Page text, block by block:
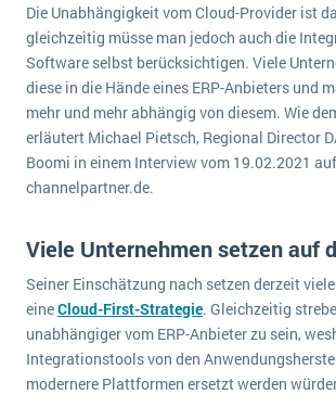
Einführung
Schulung
Auswertung
Service und Wartung
Grosshandel
Handel
Handwerk
Health Care
IKT
Installation
Maschinenbau
Medien
NGO
Lebensmittelindustrie
Logistik
Die 4 Komponenten eines CRM-
5 Funktionen einer ERP-Software für
Was ist Data Mining? - Ein Leitfaden für
Mehr über ERP-Software
Ein WMS implementieren: Das
wichtigsten Punkte, die es zu
Impressum
Kontakt
Die Unabhängigkeit vom Cloud-Provider ist
gleichzeitig müsse man jedoch auch die
Software selbst berücksichtigen. Viele
diese in die Hände eines ERP-Anbieters und
mehr und mehr abhängig von diesem. Wie
erläutert Michael Pietsch, Regional Director
Boomi in einem Interview vom 19.02.2021 auf
channelpartner.de.
Viele Unternehmen setzen auf
Seiner Einschätzung nach setzen derzeit
eineCloud-First-Strategie. Gleichzeitig
unabhängiger vom ERP-Anbieter zu sein,
Integrationstools von den
modernere Plattformen ersetzt werden